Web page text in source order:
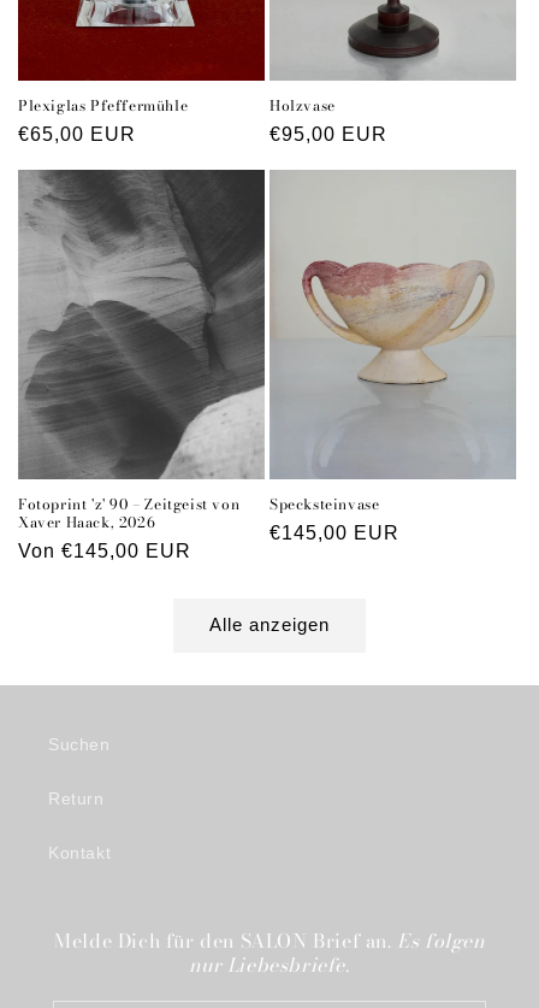
Plexiglas Pfeffermühle
Normaler
€65,00 EUR
Holzvase
Normaler
€95,00 EUR
Fotoprint 'z' 90 – Zeitgeist von
Xaver Haack, 2026
Normaler
Von €145,00 EUR
Specksteinvase
Normaler
€145,00 EUR
Alle anzeigen
Suchen
Return
Kontakt
Melde Dich für den SALON Brief an. Es folgen
nur Liebesbriefe.